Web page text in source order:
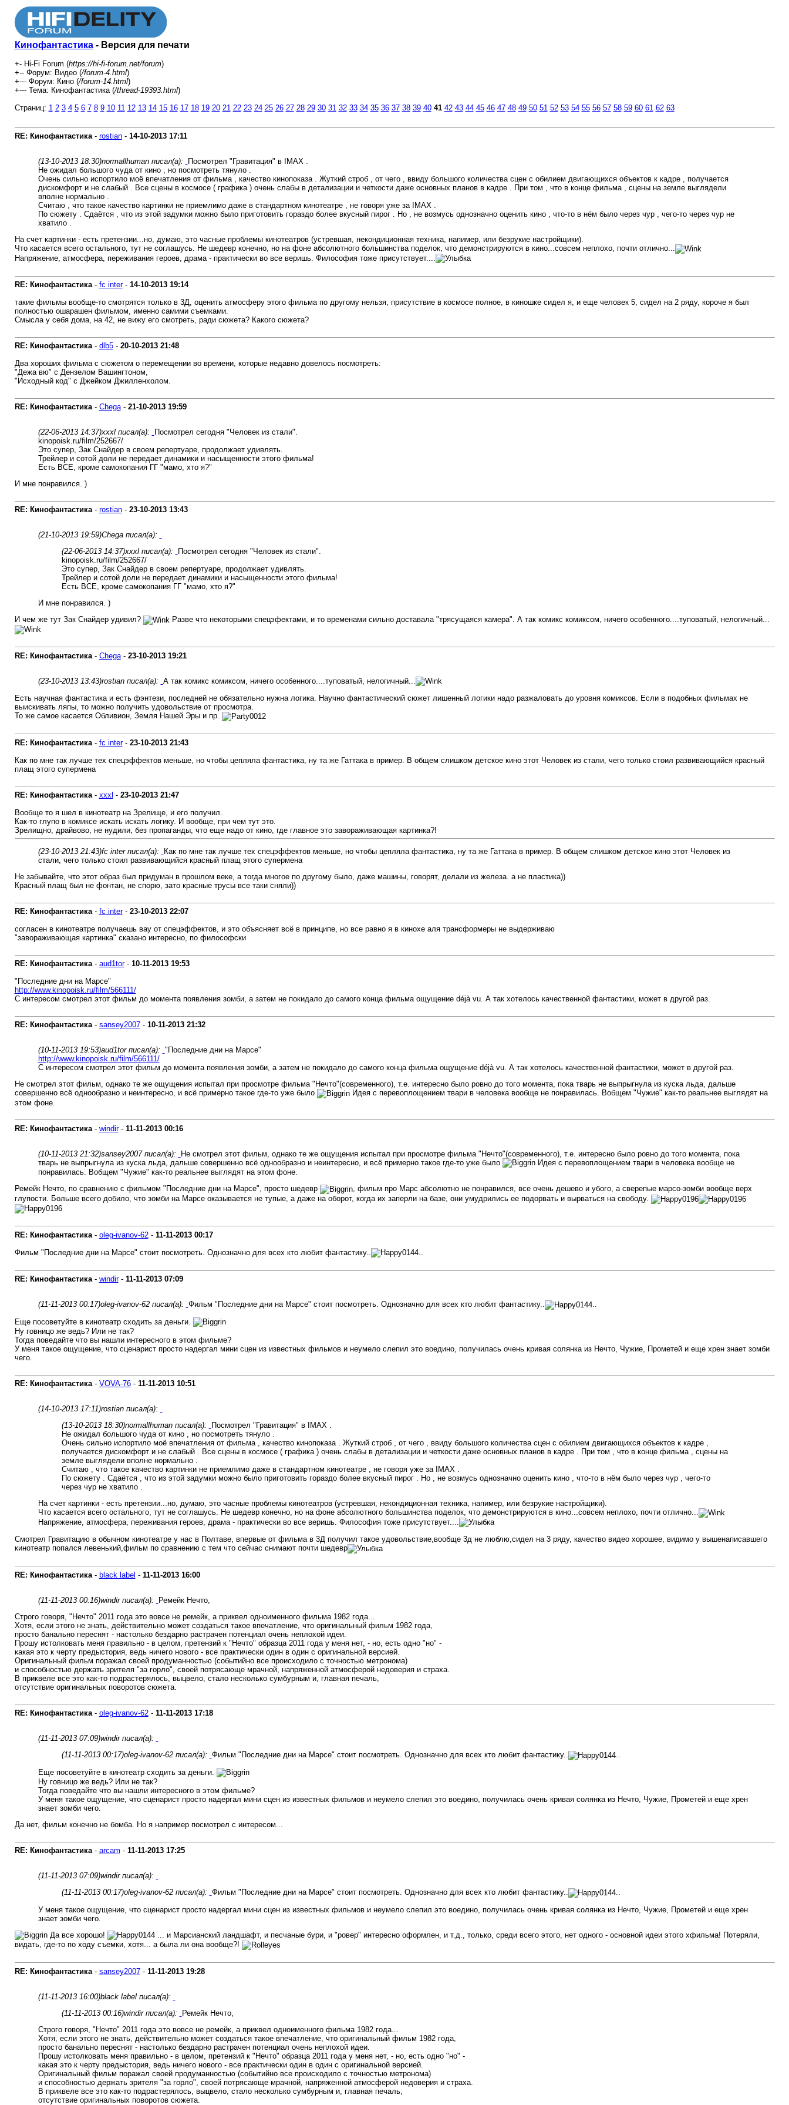
Кинофантастика- Версия для печати
+- Hi-Fi Forum (https://hi-fi-forum.net/forum)
+-- Форум: Видео (/forum-4.html)
+--- Форум: Кино (/forum-14.html)
+--- Тема: Кинофантастика (/thread-19393.html)
Страниц: 1 2 3 4 5 6 7 8 9 10 11 12 13 14 15 16 17 18 19 20 21 22 23 24 25 26 27 28 29 30 31 32 33 34 35 36 37 38 39 40 41 42 43 44 45 46 47 48 49 50 51 52 53 54 55 56 57 58 59 60 61 62 63
RE: Кинофантастика- rostian- 14-10-2013 17:11
(13-10-2013 18:30)normallhuman писал(а):
Посмотрел "Гравитация" в IMAX .
Не ожидал большого чуда от кино , но посмотреть тянуло .
Очень сильно испортило моё впечатления от фильма , качество кинопоказа . Жуткий строб , от чего , ввиду большого количества сцен с обилием двигающихся объектов к кадре , получается
дискомфорт и не слабый . Все сцены в космосе ( графика ) очень слабы в детализации и четкости даже основных планов в кадре . При том , что в конце фильма , сцены на земле выглядели
вполне нормально .
Считаю , что такое качество картинки не приемлимо даже в стандартном кинотеатре , не говоря уже за IMAX .
По сюжету . Сдаётся , что из этой задумки можно было приготовить гораздо более вкусный пирог . Но , не возмусь однозначно оценить кино , что-то в нём было через чур , чего-то через чур не
хватило .
На счет картинки - есть претензии...но, думаю, это часные проблемы кинотеатров (устревшая, некондиционная техника, напимер, или безрукие настройщики).
Что касается всего остального, тут не соглашусь. Не шедевр конечно, но на фоне абсолютного большинства поделок, что демонстрируются в кино...совсем неплохо, почти отлично...
Напряжение, атмосфера, переживания героев, драма - практически во все веришь. Философия тоже присутствует....
RE: Кинофантастика- fc inter- 14-10-2013 19:14
такие фильмы вообще-то смотрятся только в 3Д, оценить атмосферу этого фильма по другому нельзя, присутствие в космосе полное, в киношке сидел я, и еще человек 5, сидел на 2 ряду, короче я был
полностью ошарашен фильмом, именно самими съемками.
Смысла у себя дома, на 42, не вижу его смотреть, ради сюжета? Какого сюжета?
RE: Кинофантастика- dlb5- 20-10-2013 21:48
Два хороших фильма с сюжетом о перемещении во времени, которые недавно довелось посмотреть:
"Дежа вю" с Дензелом Вашингтоном,
"Исходный код" с Джейком Джилленхолом.
RE: Кинофантастика- Chega- 21-10-2013 19:59
(22-06-2013 14:37)xxxl писал(а):
Посмотрел сегодня "Человек из стали".
kinopoisk.ru/film/252667/
Это супер, Зак Снайдер в своем репертуаре, продолжает удивлять.
Трейлер и сотой доли не передает динамики и насыщенности этого фильма!
Есть ВСЕ, кроме самокопания ГГ "мамо, хто я?"
И мне понравился. )
RE: Кинофантастика- rostian- 23-10-2013 13:43
(21-10-2013 19:59)Chega писал(а):
(22-06-2013 14:37)xxxl писал(а):
Посмотрел сегодня "Человек из стали".
kinopoisk.ru/film/252667/
Это супер, Зак Снайдер в своем репертуаре, продолжает удивлять.
Трейлер и сотой доли не передает динамики и насыщенности этого фильма!
Есть ВСЕ, кроме самокопания ГГ "мамо, хто я?"
И мне понравился. )
И чем же тут Зак Снайдер удивил?
Разве что некоторыми спецэфектами, и то временами сильно доставала "трясущаяся камера". А так комикс комиксом, ничего особенного....туповатый, нелогичный...
RE: Кинофантастика- Chega- 23-10-2013 19:21
(23-10-2013 13:43)rostian писал(а): А так комикс комиксом, ничего особенного....туповатый, нелогичный...
Есть научная фантастика и есть фэнтези, последней не обязательно нужна логика. Научно фантастический сюжет лишенный логики надо разжаловать до уровня комиксов. Если в подобных фильмах не
выискивать ляпы, то можно получить удовольствие от просмотра.
То же самое касается Обливион, Земля Нашей Эры и пр.
RE: Кинофантастика- fc inter- 23-10-2013 21:43
Как по мне так лучше тех спецэффектов меньше, но чтобы цепляла фантастика, ну та же Гаттака в пример. В общем слишком детское кино этот Человек из стали, чего только стоил развивающийся красный
плащ этого супермена
RE: Кинофантастика- xxxl - 23-10-2013 21:47
Вообще то я шел в кинотеатр на Зрелище, и его получил.
Как-то глупо в комиксе искать искать логику. И вообще, при чем тут это.
Зрелищно, драйвово, не нудили, без пропаганды, что еще надо от кино, где главное это завораживающая картинка?!
(23-10-2013 21:43)fc inter писал(а):
Как по мне так лучше тех спецэффектов меньше, но чтобы цепляла фантастика, ну та же Гаттака в пример. В общем слишком детское кино этот Человек из
стали, чего только стоил развивающийся красный плащ этого супермена
Не забывайте, что этот образ был придуман в прошлом веке, а тогда многое по другому было, даже машины, говорят, делали из железа. а не пластика))
Красный плащ был не фонтан, не спорю, зато красные трусы все таки сняли))
RE: Кинофантастика- fc inter- 23-10-2013 22:07
согласен в кинотеатре получаешь вау от спецэффектов, и это объясняет всё в принципе, но все равно я в кинохе аля трансформеры не выдерживаю
"завораживающая картинка" сказано интересно, по философски
RE: Кинофантастика- aud1tor- 10-11-2013 19:53
"Последние дни на Марсе"
http://www.kinopoisk.ru/film/566111/
С интересом смотрел этот фильм до момента появления зомби, а затем не покидало до самого конца фильма ощущение déjà vu. А так хотелось качественной фантастики, может в другой раз.
RE: Кинофантастика- sansey2007- 10-11-2013 21:32
(10-11-2013 19:53)aud1tor писал(а): "Последние дни на Марсе"
http://www.kinopoisk.ru/film/566111/
С интересом смотрел этот фильм до момента появления зомби, а затем не покидало до самого конца фильма ощущение déjà vu. А так хотелось качественной фантастики, может в другой раз.
Не смотрел этот фильм, однако те же ощущения испытал при просмотре фильма "Нечто"(современного), т.е. интересно было ровно до того момента, пока тварь не выпрыгнула из куска льда, дальше
совершенно всё однообразно и неинтересно, и всё примерно такое где-то уже было
Идея с перевоплощением твари в человека вообще не понравилась. Вобщем "Чужие" как-то реальнее выглядят на
этом фоне.
RE: Кинофантастика- windir- 11-11-2013 00:16
(10-11-2013 21:32)sansey2007 писал(а):
Не смотрел этот фильм, однако те же ощущения испытал при просмотре фильма "Нечто"(современного), т.е. интересно было ровно до того момента, пока
тварь не выпрыгнула из куска льда, дальше совершенно всё однообразно и неинтересно, и всё примерно такое где-то уже было
Идея с перевоплощением твари в человека вообще не
понравилась. Вобщем "Чужие" как-то реальнее выглядят на этом фоне.
Ремейк Нечто, по сравнению с фильмом "Последние дни на Марсе", просто шедевр
, фильм про Марс абсолютно не понравился, все очень дешево и убого, а сверепые марсо-зомби вообще верх
глупости. Больше всего добило, что зомби на Марсе оказывается не тупые, а даже на оборот, когда их заперли на базе, они умудрились ее подорвать и вырваться на свободу.
RE: Кинофантастика- oleg-ivanov-62- 11-11-2013 00:17
Фильм "Последние дни на Марсе" стоит посмотреть. Однозначно для всех кто любит фантастику..
..
RE: Кинофантастика- windir- 11-11-2013 07:09
(11-11-2013 00:17)oleg-ivanov-62 писал(а): Фильм "Последние дни на Марсе" стоит посмотреть. Однозначно для всех кто любит фантастику..
..
Еще посоветуйте в кинотеатр сходить за деньги.
Ну говницо же ведь? Или не так?
Тогда поведайте что вы нашли интересного в этом фильме?
У меня такое ощущение, что сценарист просто надергал мини сцен из известных фильмов и неумело слепил это воедино, получилась очень кривая солянка из Нечто, Чужие, Прометей и еще хрен знает зомби
чего.
RE: Кинофантастика- VOVA-76- 11-11-2013 10:51
(14-10-2013 17:11)rostian писал(а):
(13-10-2013 18:30)normallhuman писал(а):
Посмотрел "Гравитация" в IMAX .
Не ожидал большого чуда от кино , но посмотреть тянуло .
Очень сильно испортило моё впечатления от фильма , качество кинопоказа . Жуткий строб , от чего , ввиду большого количества сцен с обилием двигающихся объектов к кадре ,
получается дискомфорт и не слабый . Все сцены в космосе ( графика ) очень слабы в детализации и четкости даже основных планов в кадре . При том , что в конце фильма , сцены на
земле выглядели вполне нормально .
Считаю , что такое качество картинки не приемлимо даже в стандартном кинотеатре , не говоря уже за IMAX .
По сюжету . Сдаётся , что из этой задумки можно было приготовить гораздо более вкусный пирог . Но , не возмусь однозначно оценить кино , что-то в нём было через чур , чего-то
через чур не хватило .
На счет картинки - есть претензии...но, думаю, это часные проблемы кинотеатров (устревшая, некондиционная техника, напимер, или безрукие настройщики).
Что касается всего остального, тут не соглашусь. Не шедевр конечно, но на фоне абсолютного большинства поделок, что демонстрируются в кино...совсем неплохо, почти отлично...
Напряжение, атмосфера, переживания героев, драма - практически во все веришь. Философия тоже присутствует....
Смотрел Гравитацию в обычном кинотеатре у нас в Полтаве, впервые от фильма в 3Д получил такое удовольствие,вообще 3д не люблю,сидел на 3 ряду, качество видео хорошее, видимо у вышенаписавшего
кинотеатр попался левенький,фильм по сравнению с тем что сейчас снимают почти шедевр
RE: Кинофантастика- black label - 11-11-2013 16:00
(11-11-2013 00:16)windir писал(а):
Ремейк Нечто,
Строго говоря, "Нечто" 2011 года это вовсе не ремейк, а приквел одноименного фильма 1982 года...
Хотя, если этого не знать, действительно может создаться такое впечатление, что оригинальный фильм 1982 года,
просто банально переснят - настолько бездарно растрачен потенциал очень неплохой идеи.
Прошу истолковать меня правильно - в целом, претензий к "Нечто" образца 2011 года у меня нет, - но, есть одно "но" -
какая это к черту предыстория, ведь ничего нового - все практически один в один с оригинальной версией.
Оригинальный фильм поражал своей продуманностью (событийно все происходило с точностью метронома)
и способностью держать зрителя "за горло", своей потрясающе мрачной, напряженной атмосферой недоверия и страха.
В приквеле все это как-то подрастерялось, выцвело, стало несколько сумбурным и, главная печаль,
отсутствие оригинальных поворотов сюжета.
RE: Кинофантастика- oleg-ivanov-62- 11-11-2013 17:18
(11-11-2013 07:09)windir писал(а):
(11-11-2013 00:17)oleg-ivanov-62 писал(а): Фильм "Последние дни на Марсе" стоит посмотреть. Однозначно для всех кто любит фантастику..
..
Еще посоветуйте в кинотеатр сходить за деньги.
Ну говницо же ведь? Или не так?
Тогда поведайте что вы нашли интересного в этом фильме?
У меня такое ощущение, что сценарист просто надергал мини сцен из известных фильмов и неумело слепил это воедино, получилась очень кривая солянка из Нечто, Чужие, Прометей и еще хрен
знает зомби чего.
Да нет, фильм конечно не бомба. Но я например посмотрел с интересом...
RE: Кинофантастика- arcam - 11-11-2013 17:25
(11-11-2013 07:09)windir писал(а):
(11-11-2013 00:17)oleg-ivanov-62 писал(а): Фильм "Последние дни на Марсе" стоит посмотреть. Однозначно для всех кто любит фантастику..
..
У меня такое ощущение, что сценарист просто надергал мини сцен из известных фильмов и неумело слепил это воедино, получилась очень кривая солянка из Нечто, Чужие, Прометей и еще хрен
знает зомби чего.
Да все хорошо!
... и Марсианский ландшафт, и песчаные бури, и "ровер" интересно оформлен, и т.д., только, среди всего этого, нет одного - основной идеи этого хфильма! Потеряли,
видать, где-то по ходу съемки, хотя... а была ли она вообще?!
RE: Кинофантастика- sansey2007- 11-11-2013 19:28
(11-11-2013 16:00)black label писал(а):
(11-11-2013 00:16)windir писал(а):
Ремейк Нечто,
Строго говоря, "Нечто" 2011 года это вовсе не ремейк, а приквел одноименного фильма 1982 года...
Хотя, если этого не знать, действительно может создаться такое впечатление, что оригинальный фильм 1982 года,
просто банально переснят - настолько бездарно растрачен потенциал очень неплохой идеи.
Прошу истолковать меня правильно - в целом, претензий к "Нечто" образца 2011 года у меня нет, - но, есть одно "но" -
какая это к черту предыстория, ведь ничего нового - все практически один в один с оригинальной версией.
Оригинальный фильм поражал своей продуманностью (событийно все происходило с точностью метронома)
и способностью держать зрителя "за горло", своей потрясающе мрачной, напряженной атмосферой недоверия и страха.
В приквеле все это как-то подрастерялось, выцвело, стало несколько сумбурным и, главная печаль,
отсутствие оригинальных поворотов сюжета.